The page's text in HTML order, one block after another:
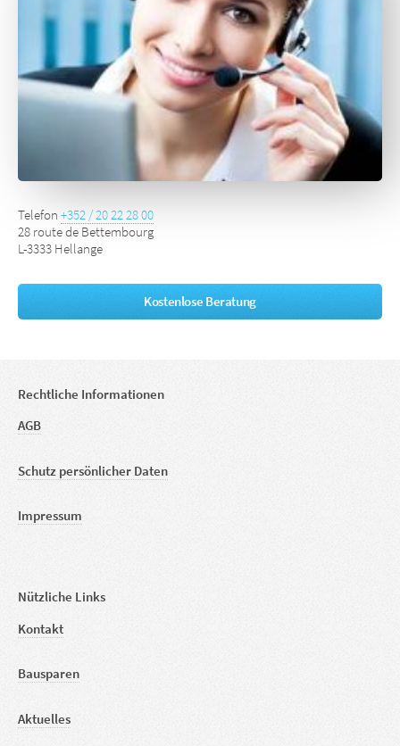
Telefon +352 / 20 22 28 00
28 route de Bettembourg
L-3333 Hellange
Kostenlose Beratung
Rechtliche Informationen
AGB
Schutz persönlicher Daten
Impressum
Nützliche Links
Kontakt
Bausparen
Aktuelles